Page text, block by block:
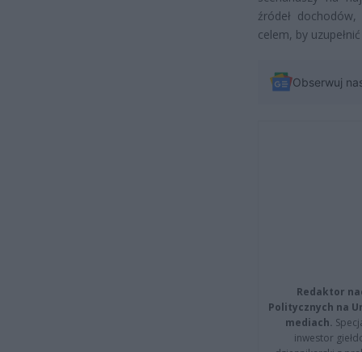
źródeł
celem, by
Obserwuj
Redaktor
Politycznych na
mediach.
inwestor